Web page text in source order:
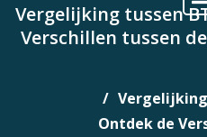
Vergelijking tussen
Verschillen tussen
Vergelijking
Ontdek de